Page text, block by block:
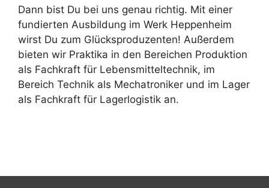
Dann bist Du bei uns genau richtig. Mit einer
fundierten Ausbildung im Werk Heppenheim
wirst Du zum Glücksproduzenten! Außerdem
bieten wir Praktika in den Bereichen Produktion
als Fachkraft für Lebensmitteltechnik, im
Bereich Technik als Mechatroniker und im Lager
als Fachkraft für Lagerlogistik an.